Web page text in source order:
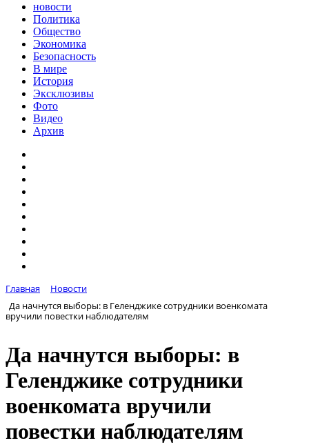
новости
Политика
Общество
Экономика
Безопасность
В мире
История
Эксклюзивы
Фото
Видео
Архив
Главная
Новости
Да начнутся выборы: в Геленджике сотрудники военкомата
вручили повестки наблюдателям
Да начнутся выборы: в
Геленджике сотрудники
военкомата вручили
повестки наблюдателям